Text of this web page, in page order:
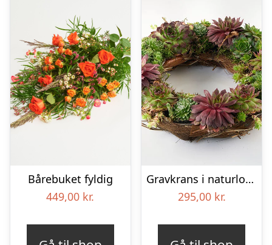
Bårebuket fyldig
449,00 kr.
Gravkrans i naturlook – Blomster til begravelse
295,00 kr.